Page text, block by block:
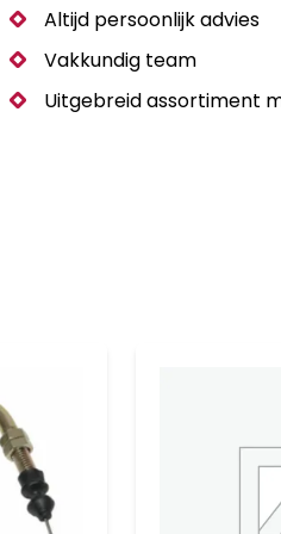
Altijd persoonlijk advies
Vakkundig team
Uitgebreid assortiment